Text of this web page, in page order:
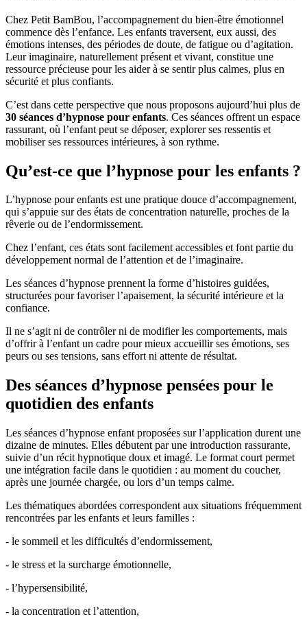
Chez Petit BamBou, l’accompagnement du bien-être émotionnel
commence dès l’enfance. Les enfants traversent, eux aussi, des
émotions intenses, des périodes de doute, de fatigue ou d’agitation.
Leur imaginaire, naturellement présent et vivant, constitue une
ressource précieuse pour les aider à se sentir plus calmes, plus en
sécurité et plus confiants.
C’est dans cette perspective que nous proposons aujourd’hui plus de
30 séances d’hypnose pour enfants. Ces séances offrent un espace
rassurant, où l’enfant peut se déposer, explorer ses ressentis et
mobiliser ses ressources intérieures, à son rythme.
Qu’est-ce que l’hypnose pour les enfants ?
L’hypnose pour enfants est une pratique douce d’accompagnement,
qui s’appuie sur des états de concentration naturelle, proches de la
rêverie ou de l’endormissement.
Chez l’enfant, ces états sont facilement accessibles et font partie du
développement normal de l’attention et de l’imaginaire.
Les séances d’hypnose prennent la forme d’histoires guidées,
structurées pour favoriser l’apaisement, la sécurité intérieure et la
confiance.
Il ne s’agit ni de contrôler ni de modifier les comportements, mais
d’offrir à l’enfant un cadre pour mieux accueillir ses émotions, ses
peurs ou ses tensions, sans effort ni attente de résultat.
Des séances d’hypnose pensées pour le
quotidien des enfants
Les séances d’hypnose enfant proposées sur l’application durent une
dizaine de minutes. Elles débutent par une introduction rassurante,
suivie d’un récit hypnotique doux et imagé. Le format court permet
une intégration facile dans le quotidien : au moment du coucher,
après une journée chargée, ou lors d’un temps calme.
Les thématiques abordées correspondent aux situations fréquemment
rencontrées par les enfants et leurs familles :
- le sommeil et les difficultés d’endormissement,
- le stress et la surcharge émotionnelle,
- l’hypersensibilité,
- la concentration et l’attention,